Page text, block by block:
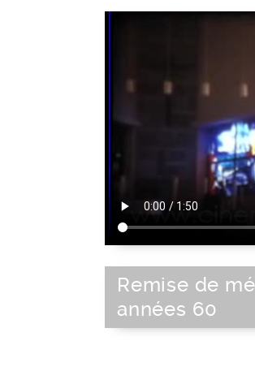
Remise de
années 60